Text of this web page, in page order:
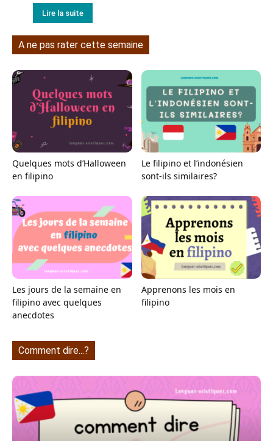
Lire la suite
A ne pas rater cette semaine
Quelques mots d’Halloween
en filipino
Le filipino et l’indonésien
sont-ils similaires?
Les jours de la semaine en
filipino avec quelques
anecdotes
Apprenons les mois en
filipino
Comment dire...?